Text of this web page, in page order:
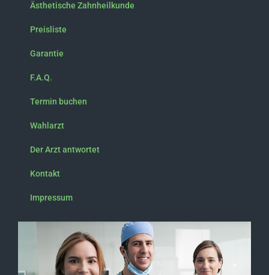
Ästhetische Zahnheilkunde
Preisliste
Garantie
F.A.Q.
Termin buchen
Wahlarzt
Der Arzt antwortet
Kontakt
Impressum